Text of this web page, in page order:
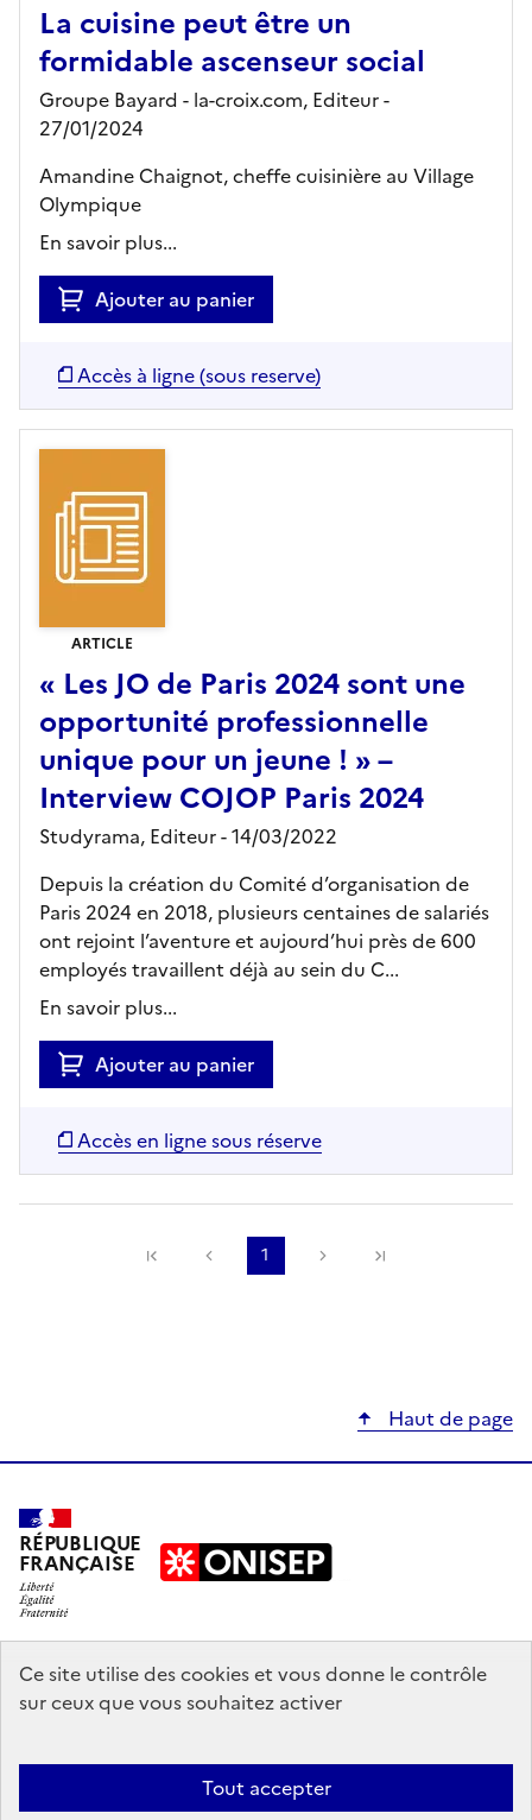
Ce site utilise des cookies et vous donne le contrôle
sur ceux que vous souhaitez activer
Tout accepter
La cuisine peut être un
formidable ascenseur social
Groupe Bayard - la-croix.com, Editeur-
27/01/2024
Amandine Chaignot, cheffe cuisinière au Village
Olympique
En savoir plus...
Ajouter au panier
Accès à ligne (sous reserve)
ARTICLE
« Les JO de Paris 2024 sont une
opportunité professionnelle
unique pour un jeune ! » –
Interview COJOP Paris 2024
Studyrama, Editeur- 14/03/2022
Depuis la création du Comité d’organisation de
Paris 2024 en 2018, plusieurs centaines de salariés
ont rejoint l’aventure et aujourd’hui près de 600
employés travaillent déjà au sein du C...
En savoir plus...
Ajouter au panier
Accès en ligne sous réserve
Précédente
1 Suivante
Haut de page
RÉPUBLIQUE
FRANÇAISE
education.gouv.fr
enseignementsup-recherche.gouv.fr